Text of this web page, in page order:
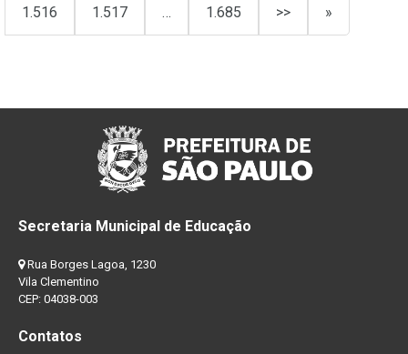
1.516 1.517 … 1.685 >> »
Secretaria Municipal de Educação
Rua Borges Lagoa, 1230
Vila Clementino
CEP: 04038-003
Contatos